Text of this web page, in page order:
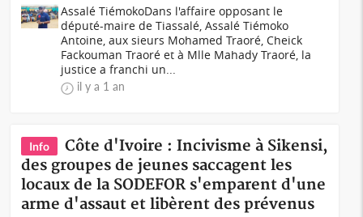
Assalé TiémokoDans l'affaire opposant le
député-maire de Tiassalé, Assalé Tiémoko
Antoine, aux sieurs Mohamed Traoré, Cheick
Fackouman Traoré et à Mlle Mahady Traoré, la
justice a franchi un...
il y a 1 an
Info
Côte d'Ivoire : Incivisme à Sikensi,
des groupes de jeunes saccagent les
locaux de la SODEFOR s'emparent d'une
arme d'assaut et libèrent des prévenus